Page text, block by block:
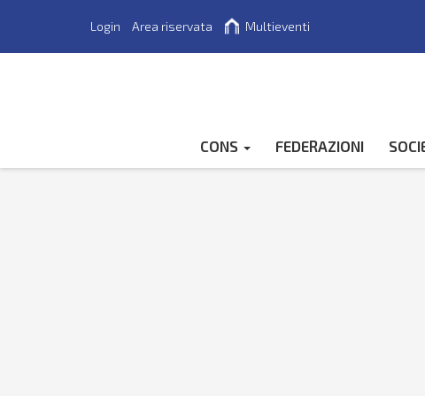
Login Area riservata Multieventi
CONS FEDERAZIONI